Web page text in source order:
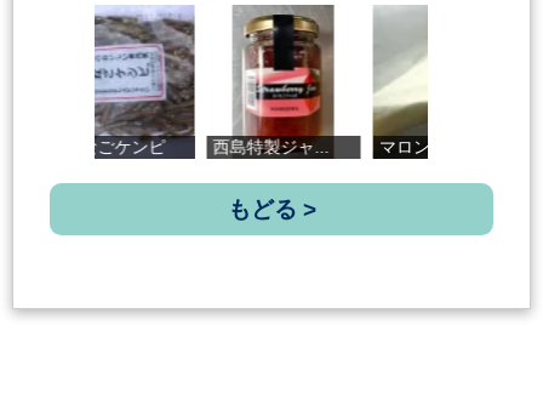
きびなごケンピ 西島特製ジャ... マロンショー...
もどる >